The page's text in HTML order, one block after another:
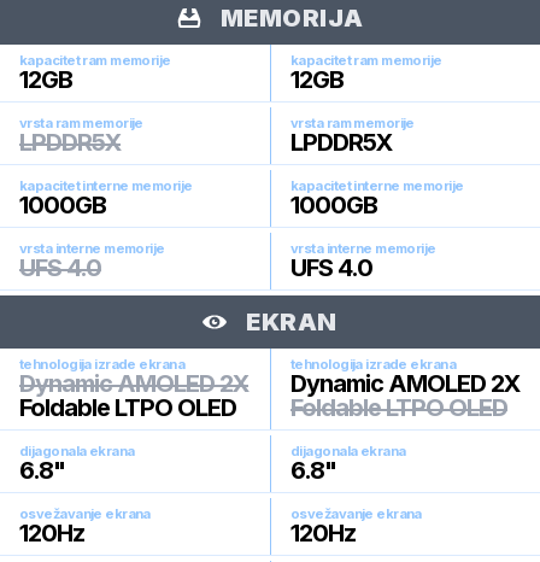
MEMORIJA
kapacitet ram memorije
12GB
kapacitet ram memorije
12GB
vrsta ram memorije
LPDDR5X
vrsta ram memorije
LPDDR5X
kapacitet interne memorije
1000GB
kapacitet interne memorije
1000GB
vrsta interne memorije
UFS 4.0
vrsta interne memorije
UFS 4.0
EKRAN
tehnologija izrade ekrana
Dynamic AMOLED 2X
Foldable LTPO OLED
tehnologija izrade ekrana
Dynamic AMOLED 2X
Foldable LTPO OLED
dijagonala ekrana
6.8"
dijagonala ekrana
6.8"
osvežavanje ekrana
120Hz
osvežavanje ekrana
120Hz